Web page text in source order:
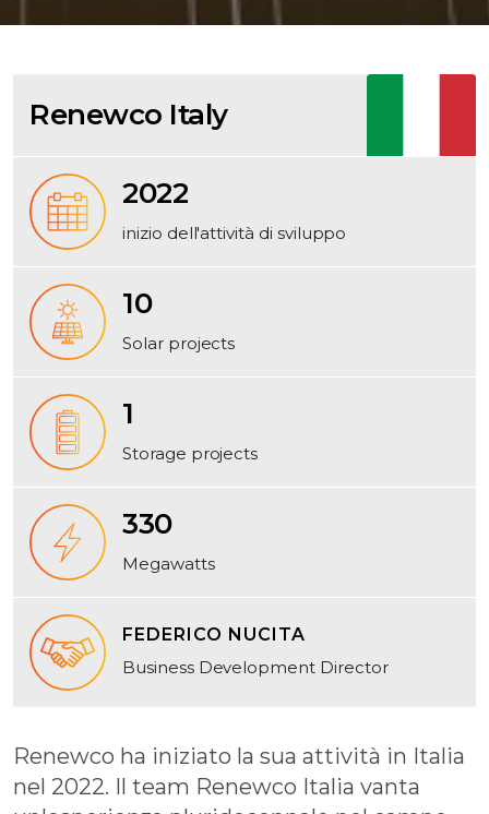
Renewco ha iniziato la sua attività in Italia
nel 2022. Il team Renewco Italia vanta
Renewco Italy
2022
inizio dell'attività di sviluppo
10
Solar projects
1
Storage projects
330
Megawatts
FEDERICO NUCITA
Business Development Director